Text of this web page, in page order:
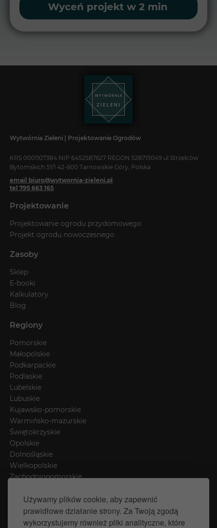
Używamy plików cookie, aby zapewnić
prawidłowe działanie strony. Za Twoją zgodą
wykorzystujemy również pliki analityczne, które
Wyceń projekt w 2 min
Wytwórnia Zieleni | Projektowanie Ogrodów
KRS 0001107384 NIP 6452587627 REGON 528715049 ul Strzelców
Bytomskich 51/1 42-600 Tarnowskie Góry, Polska
email biuro@wytwornia-zieleni.pl
tel 795 663 165
Projektowanie
Projektowanie ogrodu przydomowego
Projekt ogrodu nowoczesnego
Zasoby
Sklep
E-booki
Kalkulatory
Blog
Regiony
Pomorskie
Małopolskie
Podkarpackie
Podlaskie
Lubelskie
Lubuskie
Kujawsko-pomorskie
Warmińsko-mazurskie
Świętokrzyskie
Opolskie
Dolnośląskie
Wielkopolskie
Zachodniopomorskie
Mazowieckie
Śląskie